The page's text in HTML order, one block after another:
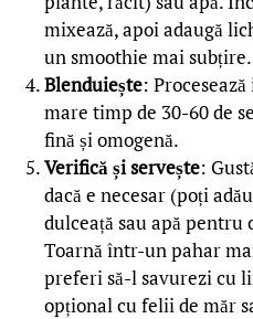
mixează, apoi adaugă
un smoothie mai subțire.
Blenduiește:
mare timp de 30-60 de
fină și omogenă.
Verifică și servește:
dacă e necesar (poți
dulceață sau apă pentru
Toarnă într-un pahar
preferi să-l savurezi cu
opțional cu felii de măr